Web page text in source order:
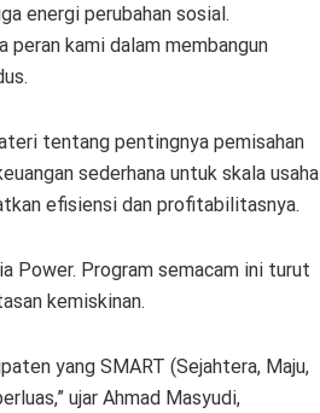
energi perubahan sosial.
peran kami dalam membangun
tentang pentingnya pemisahan
sederhana untuk skala usaha
efisiensi dan profitabilitasnya.
Power. Program semacam ini turut
kemiskinan.
yang SMART (Sejahtera, Maju,
ujar Ahmad Masyudi,